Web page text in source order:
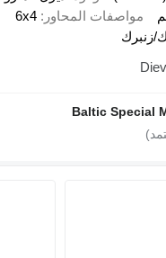
المحاور 6x4
Baltic